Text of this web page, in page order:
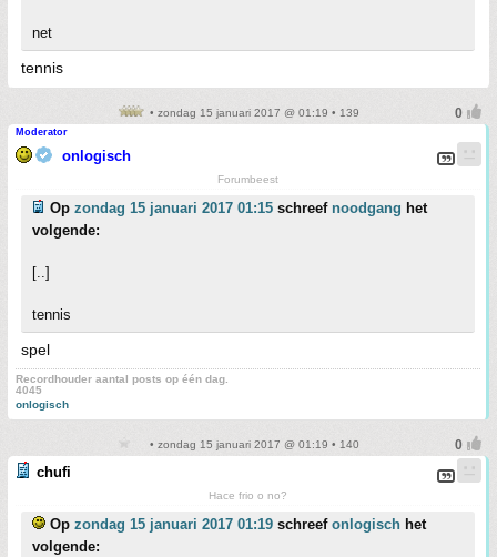
net
tennis
• zondag 15 januari 2017 @ 01:19 • 139
Moderator
onlogisch
Forumbeest
Op zondag 15 januari 2017 01:15 schreef noodgang het
volgende:
[..]
tennis
spel
Recordhouder aantal posts op één dag.
4045
onlogisch
• zondag 15 januari 2017 @ 01:19 • 140
chufi
Hace frio o no?
Op zondag 15 januari 2017 01:19 schreef onlogisch het
volgende: